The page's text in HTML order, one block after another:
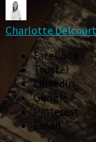
Charlotte Delcourt
Facebook
Twitter
LinkedIn
Google +
Pinterest
Email